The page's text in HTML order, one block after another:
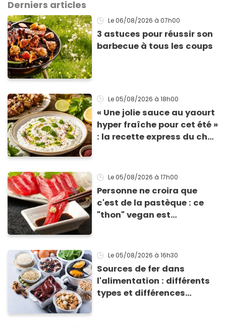
Derniers articles
Le 06/08/2026 à 07h00
3 astuces pour réussir son
barbecue à tous les coups
Le 05/08/2026 à 18h00
« Une jolie sauce au yaourt
hyper fraîche pour cet été »
: la recette express du chef
grillades
Le 05/08/2026 à 17h00
Personne ne croira que
c'est de la pastèque : ce
"thon" vegan est
Le 05/08/2026 à 16h30
Sources de fer dans
l'alimentation : différents
types et différences